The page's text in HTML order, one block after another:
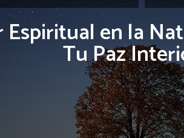
Espiritual en la
Tu Paz